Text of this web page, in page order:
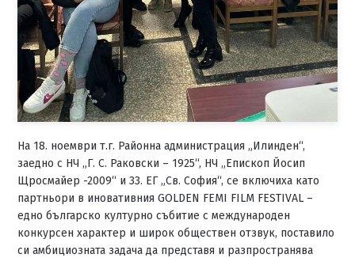
На 18. ноември т.г. Районна администрация „Илинден“,
заедно с НЧ „Г. С. Раковски – 1925“, НЧ „Епископ Йосип
Щросмайер -2009“ и 33. ЕГ „Св. София“, се включиха като
партньори в иновативния GOLDEN FEMI FILM FESTIVAL –
едно българско културно събитие с международен
конкурсен характер и широк обществен отзвук, поставило
си амбициозната задача да представя и разпространява